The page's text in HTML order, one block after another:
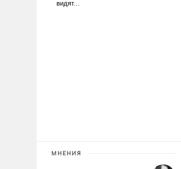
МНЕНИЯ